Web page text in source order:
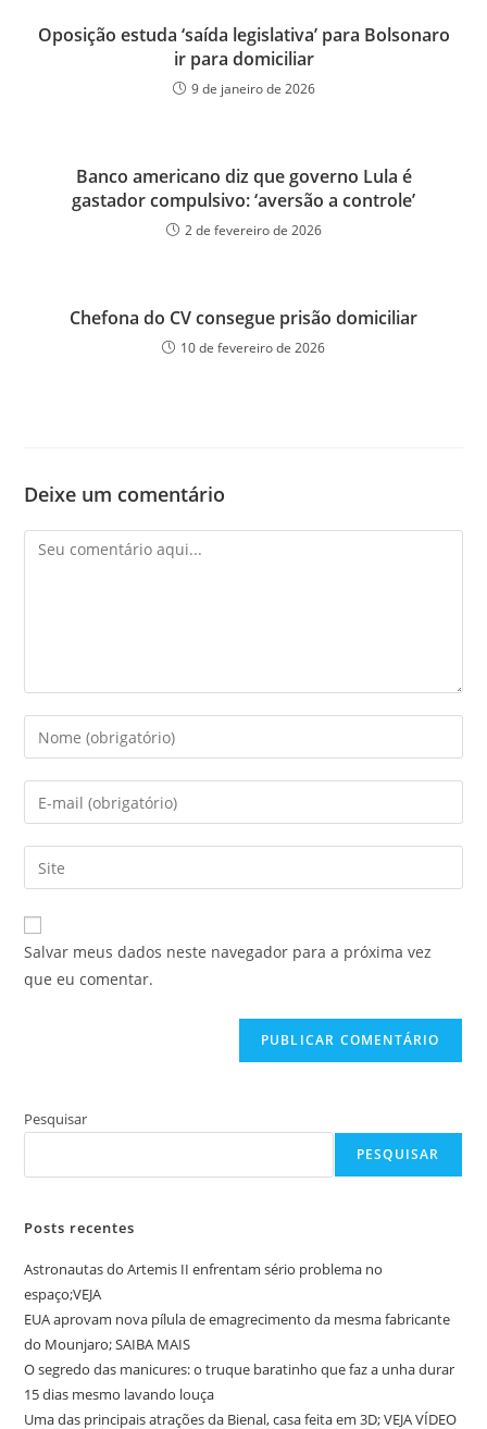
Oposição estuda ‘saída legislativa’ para Bolsonaro
ir para domiciliar
9 de janeiro de 2026
Banco americano diz que governo Lula é
gastador compulsivo: ‘aversão a controle’
2 de fevereiro de 2026
Chefona do CV consegue prisão domiciliar
10 de fevereiro de 2026
Deixe um comentário
Comentário
Digite
seu
nome
ou
de
usuário
para
comentar
Digite
seu
endereço
de
mail
para
comentar
Digite
o
URL
do
site
Salvar meus dados neste navegador para a próxima vez
que eu comentar.
Pesquisar
PESQUISAR
Posts recentes
Astronautas do Artemis II enfrentam sério problema no
espaço;VEJA
EUA aprovam nova pílula de emagrecimento da mesma fabricante
do Mounjaro; SAIBA MAIS
O segredo das manicures: o truque baratinho que faz a unha durar
15 dias mesmo lavando louça
Uma das principais atrações da Bienal, casa feita em 3D; VEJA VÍDEO